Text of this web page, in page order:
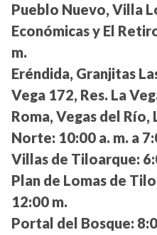
Pueblo Nuevo, Villa
Económicas y El
m.
Eréndida, Granjitas
Vega 172, Res. La
Roma, Vegas del
Norte: 10:00 a. m. a
Villas de Tiloarque:
Plan de Lomas de
12:00 m.
Portal del Bosque: